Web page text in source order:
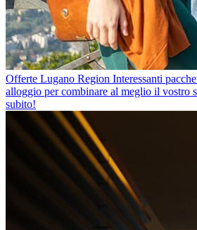
Offerte Lugano Region Interessanti
alloggio per combinare al meglio il vostro
subito!